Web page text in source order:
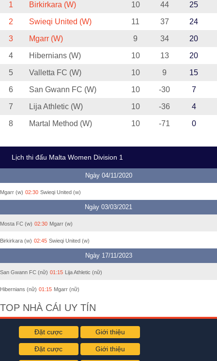
1 Birkirkara (W) 10 44 25
2 Swieqi United (W) 11 37 24
3 Mgarr (W) 9 34 20
4 Hibernians (W) 10 13 20
5 Valletta FC (W) 10 9 15
6 San Gwann FC (W) 10 -30 7
7 Lija Athletic (W) 10 -36 4
8 Martal Method (W) 10 -71 0
Lịch thi đấu Malta Women Division 1
Ngày 04/11/2020
Mgarr (w) 02:30 Swieqi United (w)
Ngày 03/03/2021
Mosta FC (w) 02:30 Mgarr (w)
Birkirkara (w) 02:45 Swieqi United (w)
Ngày 17/11/2023
San Gwann FC (nữ) 01:15 Lija Athletic (nữ)
Hibernians (nữ) 01:15 Mgarr (nữ)
TOP NHÀ CÁI UY TÍN
Đặt cược Giới thiệu
Đặt cược Giới thiệu